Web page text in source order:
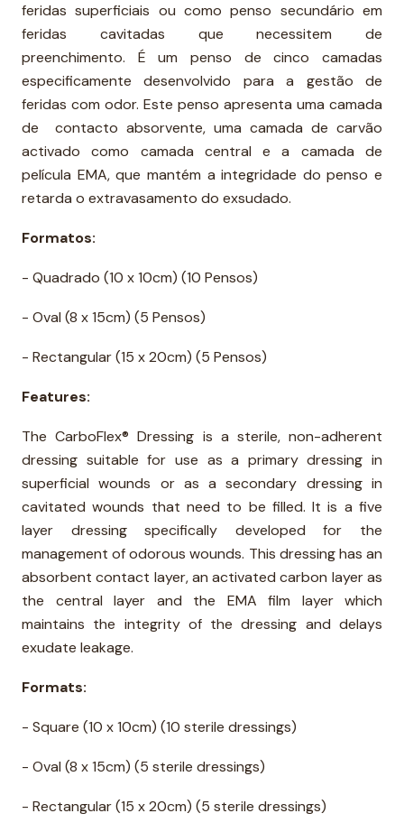
feridas superficiais ou como penso secundário em
feridas cavitadas que necessitem de
preenchimento. É um penso de cinco camadas
especificamente desenvolvido para a gestão de
feridas com odor. Este penso apresenta uma camada
de contacto absorvente, uma camada de carvão
activado como camada central e a camada de
película EMA, que mantém a integridade do penso e
retarda o extravasamento do exsudado.
Formatos:
- Quadrado (10 x 10cm) (10 Pensos)
- Oval (8 x 15cm) (5 Pensos)
- Rectangular (15 x 20cm) (5 Pensos)
Features:
The CarboFlex® Dressing is a sterile, non-adherent
dressing suitable for use as a primary dressing in
superficial wounds or as a secondary dressing in
cavitated wounds that need to be filled. It is a five
layer dressing specifically developed for the
management of odorous wounds. This dressing has an
absorbent contact layer, an activated carbon layer as
the central layer and the EMA film layer which
maintains the integrity of the dressing and delays
exudate leakage.
Formats:
- Square (10 x 10cm) (10 sterile dressings)
- Oval (8 x 15cm) (5 sterile dressings)
- Rectangular (15 x 20cm) (5 sterile dressings)